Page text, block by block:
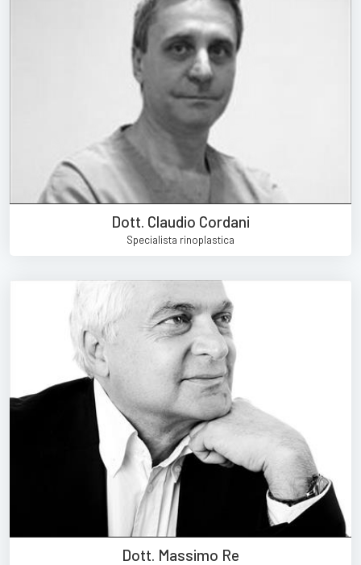
Dott. Claudio Cordani
Specialista rinoplastica
Dott. Massimo Re